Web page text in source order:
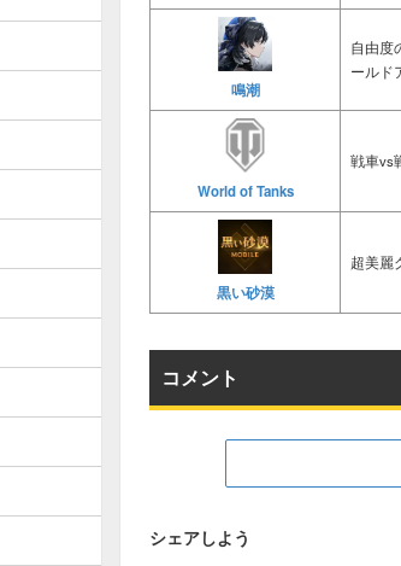
鳴潮
自由度
ールド
World of Tanks
戦車vs
黒い砂漠
超美麗
コメント
シェアしよう